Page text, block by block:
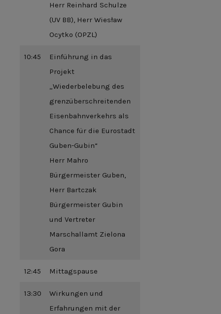
Herr Reinhard Schulze
(UV BB), Herr Wiesław
Ocytko (OPZL)
10:45
Einführung in das
Projekt
„Wiederbelebung des
grenzüberschreitenden
Eisenbahnverkehrs als
Chance für die Eurostadt
Guben-Gubin“
Herr Mahro
Bürgermeister Guben,
Herr Bartczak
Bürgermeister Gubin
und Vertreter
Marschallamt Zielona
Gora
12:45 Mittagspause
13:30
Wirkungen und
Erfahrungen mit der